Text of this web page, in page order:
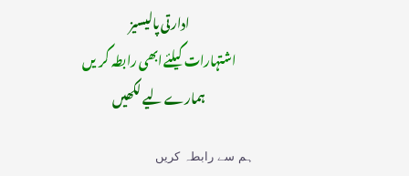
ادارتی پالیسیز
اشتہارات کیلئے ابھی رابطہ کریں
ہمارے لیے لکھیں
ہم سے رابطہ کریں